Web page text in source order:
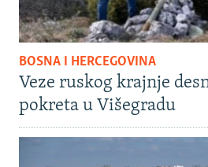
BOSNA I HERCEGOVINA
Veze ruskog krajnje
pokreta u Višegradu